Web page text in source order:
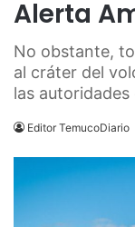
Alerta
No obstante,
al cráter del
las
Editor TemucoDiario